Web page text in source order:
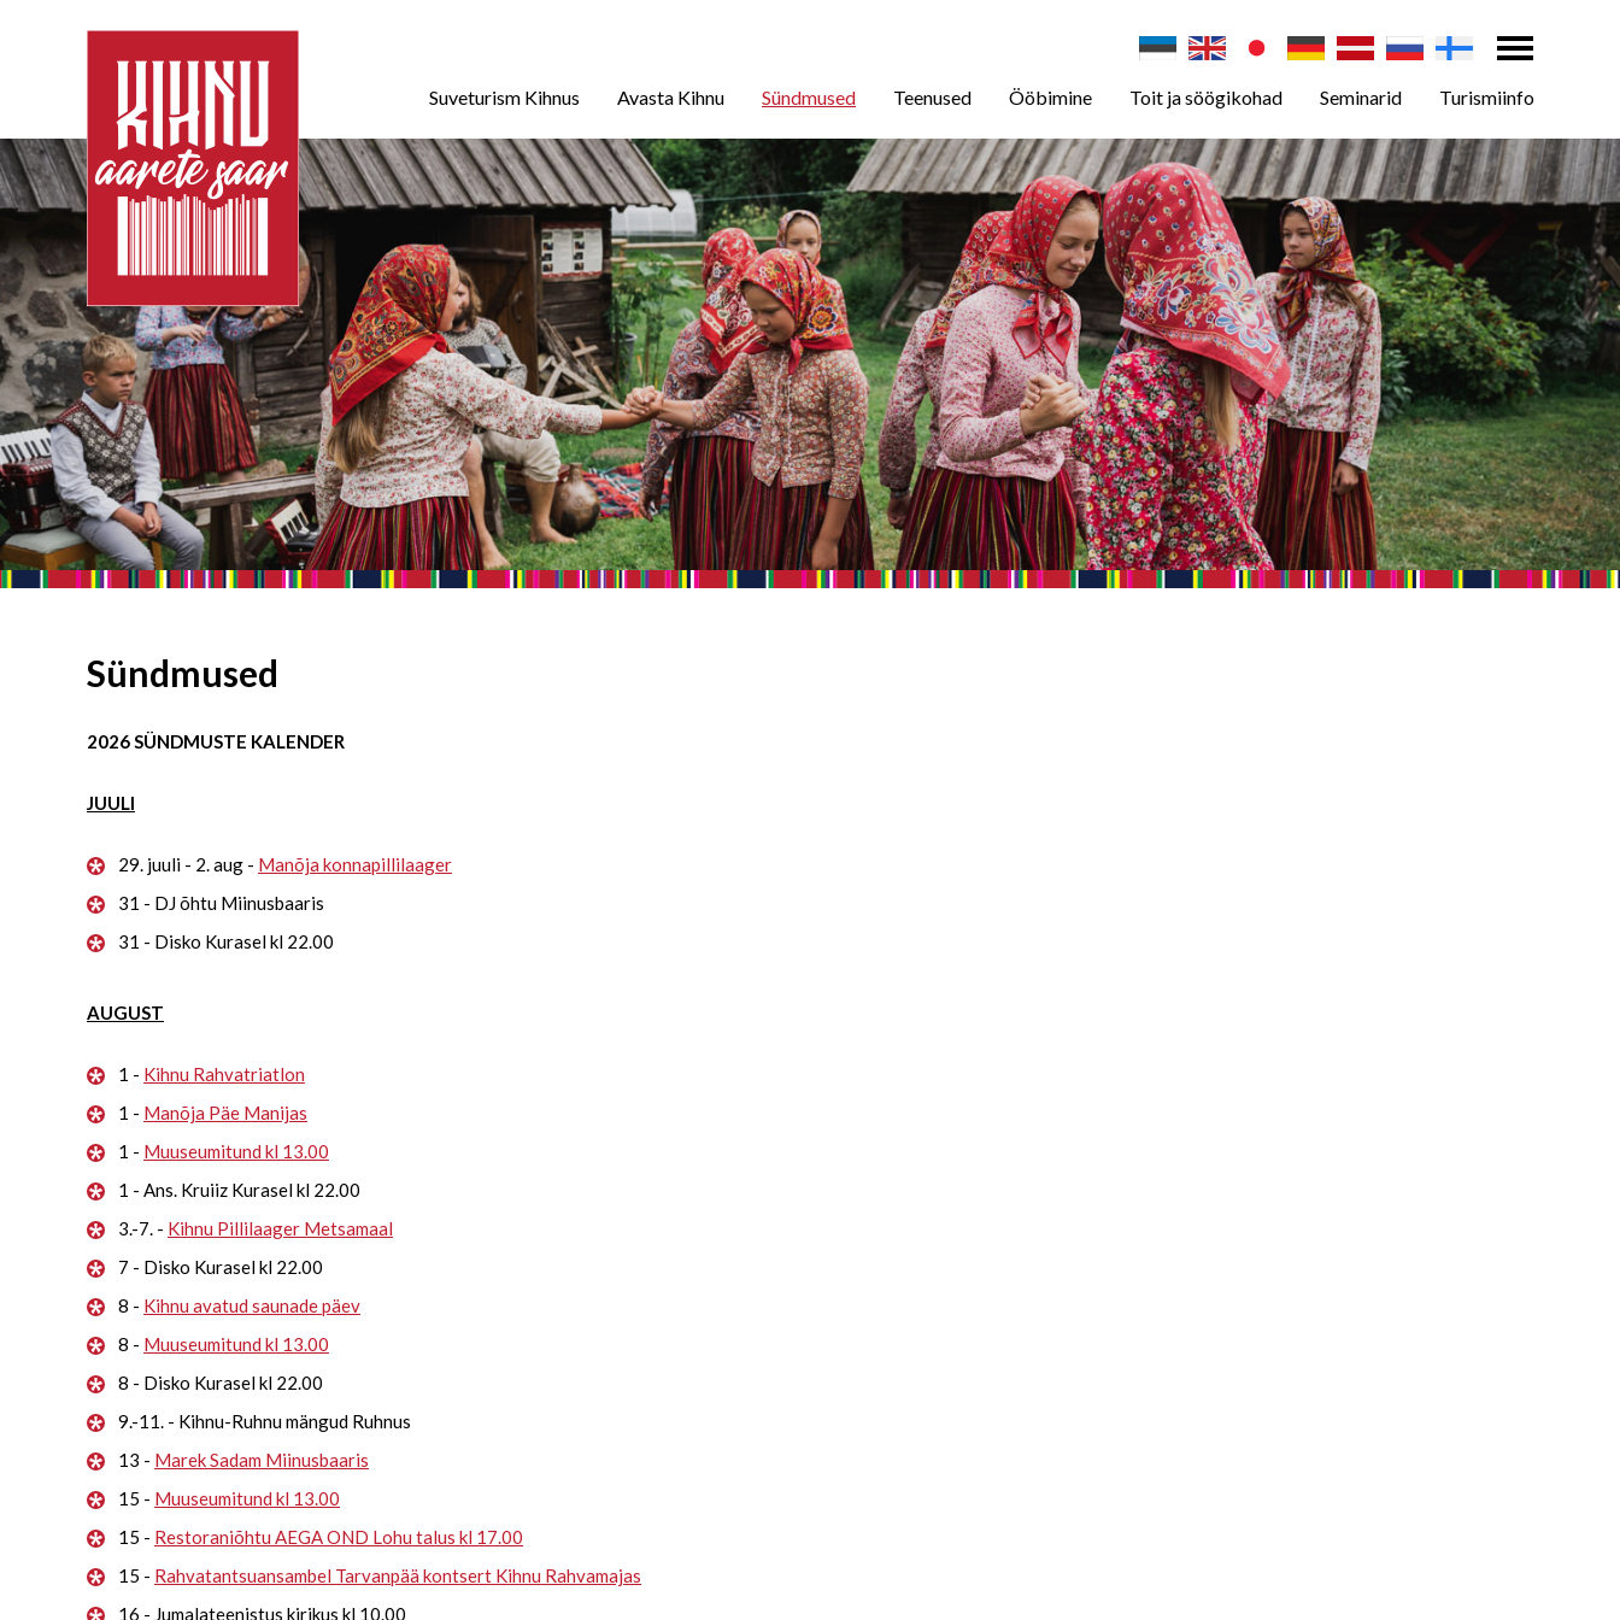
Suveturism Kihnus Avasta Kihnu Sündmused Teenused Ööbimine Toit ja söögikohad Seminarid Turismiinfo
Sündmused
2026 SÜNDMUSTE KALENDER
JUULI
29. juuli - 2. aug - Manõja konnapillilaager
31 - DJ õhtu Miinusbaaris
31 - Disko Kurasel kl 22.00
AUGUST
1 - Kihnu Rahvatriatlon
1 - Manõja Päe Manijas
1 - Muuseumitund kl 13.00
1 - Ans. Kruiiz Kurasel kl 22.00
3.-7. - Kihnu Pillilaager Metsamaal
7 - Disko Kurasel kl 22.00
8 - Kihnu avatud saunade päev
8 - Muuseumitund kl 13.00
8 - Disko Kurasel kl 22.00
9.-11. - Kihnu-Ruhnu mängud Ruhnus
13 - Marek Sadam Miinusbaaris
15 - Muuseumitund kl 13.00
15 - Restoraniõhtu AEGA OND Lohu talus kl 17.00
15 - Rahvatantsuansambel Tarvanpää kontsert Kihnu Rahvamajas
16 - Jumalateenistus kirikus kl 10.00